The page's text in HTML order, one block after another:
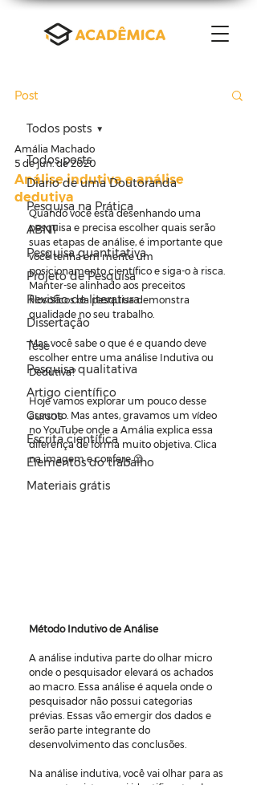
Post
Todos posts
Diario de uma Doutoranda
Pesquisa na Prática
ABNT
Pesquisa quantitativa
Projeto de Pesquisa
Revisão de literatura
Dissertação
Tese
Pesquisa qualitativa
Artigo científico
Cursos
Escrita científica
Elementos do trabalho
Materiais grátis
Todos posts
Análise indutiva e análise
dedutiva
Amália Machado
5 de jun. de 2020
Quando você está desenhando uma
pesquisa e precisa escolher quais serão
suas etapas de análise, é importante que
você tenha em mente um
posicionamento científico e siga-o à risca.
Manter-se alinhado aos preceitos
filosóficos da pesquisa demonstra
qualidade no seu trabalho.
Mas você sabe o que é e quando deve
escolher entre uma análise Indutiva ou
Dedutiva?
Hoje vamos explorar um pouco desse
assunto. Mas antes, gravamos um vídeo
no YouTube onde a Amália explica essa
diferença de forma muito objetiva. Clica
na imagem e confere 😊
Método Indutivo de Análise
A análise indutiva parte do olhar micro
onde o pesquisador elevará os achados
ao macro. Essa análise é aquela onde o
pesquisador não possui categorias
prévias. Essas vão emergir dos dados e
serão parte integrante do
desenvolvimento das conclusões.
Na análise indutiva, você vai olhar para as